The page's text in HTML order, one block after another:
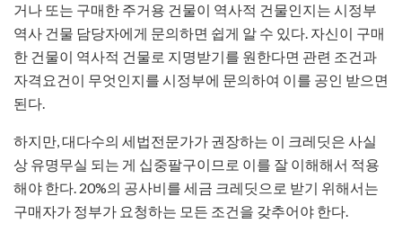
거나 또는 구매한 주거용 건물이 역사적 건물인지는 시정부
역사 건물 담당자에게 문의하면 쉽게 알 수 있다. 자신이 구매
한 건물이 역사적 건물로 지명받기를 원한다면 관련 조건과
자격요건이 무엇인지를 시정부에 문의하여 이를 공인 받으면
된다.
하지만, 대다수의 세법전문가가 권장하는 이 크레딧은 사실
상 유명무실 되는 게 십중팔구이므로 이를 잘 이해해서 적용
해야 한다. 20%의 공사비를 세금 크레딧으로 받기 위해서는
구매자가 정부가 요청하는 모든 조건을 갖추어야 한다.